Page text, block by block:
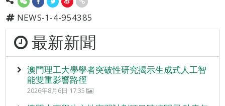
NEWS-1-4-954385
最新新聞
澳門理工大學學者突破性研究揭示生成式人工智
能雙重影響路徑
2026年8月6日 17:35